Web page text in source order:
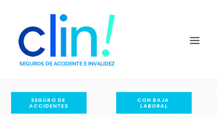
COMPARADOR POR PRECIO CON BAJA
LABORAL
SEGURO DE
ACCIDENTES